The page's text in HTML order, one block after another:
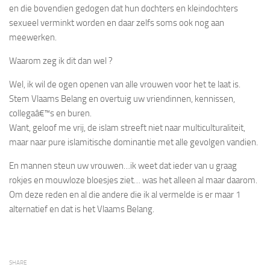
en die bovendien gedogen dat hun dochters en kleindochters
sexueel verminkt worden en daar zelfs soms ook nog aan
meewerken.
Waarom zeg ik dit dan wel ?
Wel, ik wil de ogen openen van alle vrouwen voor het te laat is.
Stem Vlaams Belang en overtuig uw vriendinnen, kennissen,
collegaâ€™s en buren.
Want, geloof me vrij, de islam streeft niet naar multiculturaliteit,
maar naar pure islamitische dominantie met alle gevolgen vandien.
En mannen steun uw vrouwen…ik weet dat ieder van u graag
rokjes en mouwloze bloesjes ziet… was het alleen al maar daarom.
Om deze reden en al die andere die ik al vermelde is er maar 1
alternatief en dat is het Vlaams Belang.
SHARE